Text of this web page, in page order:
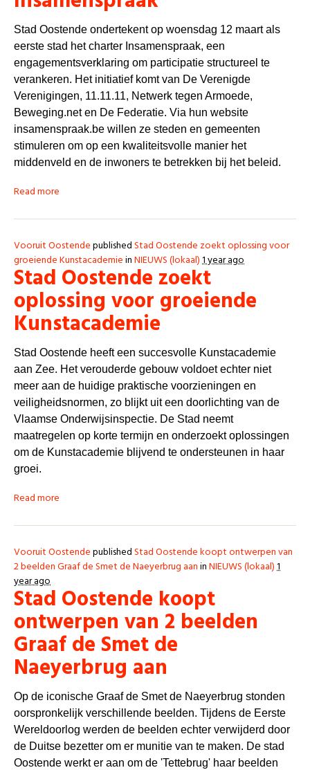
Stad Oostende ondertekent op woensdag 12 maart als
eerste stad het charter Insamenspraak, een
engagementsverklaring om participatie structureel te
verankeren. Het initiatief komt van De Verenigde
Verenigingen, 11.11.11, Netwerk tegen Armoede,
Beweging.net en De Federatie. Via hun website
insamenspraak.be willen ze steden en gemeenten
stimuleren om op een kwaliteitsvolle manier het
middenveld en de inwoners te betrekken bij het beleid.
Read more
Vooruit OostendepublishedStad Oostende zoekt oplossing voor
groeiende KunstacademieinNIEUWS (lokaal)1 year ago
Stad Oostende zoekt
oplossing voor groeiende
Kunstacademie
Stad Oostende heeft een succesvolle Kunstacademie
aan Zee. Het verouderde gebouw voldoet echter niet
meer aan de huidige praktische voorzieningen en
veiligheidsnormen, zo blijkt uit een doorlichting van de
Vlaamse Onderwijsinspectie. De Stad neemt
maatregelen op korte termijn en onderzoekt oplossingen
om de Kunstacademie blijvend te ondersteunen in haar
groei.
Read more
Vooruit OostendepublishedStad Oostende koopt ontwerpen van
2 beelden Graaf de Smet de Naeyerbrug aaninNIEUWS (lokaal)1
year ago
Stad Oostende koopt
ontwerpen van 2 beelden
Graaf de Smet de
Naeyerbrug aan
Op de iconische Graaf de Smet de Naeyerbrug stonden
oorspronkelijk verschillende beelden. Tijdens de Eerste
Wereldoorlog werden de beelden echter verwijderd door
de Duitse bezetter om er munitie van te maken. De stad
Oostende werkt er aan om de 'Tettebrug' haar beelden